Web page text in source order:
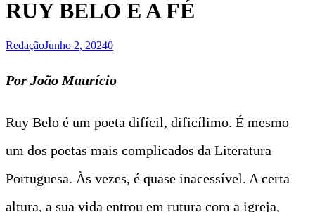
RUY BELO E A FÉ
RedaçãoJunho 2, 20240
Por João Maurício
Ruy Belo é um poeta difícil, dificílimo. É mesmo
um dos poetas mais complicados da Literatura
Portuguesa. Às vezes, é quase inacessível. A certa
altura, a sua vida entrou em rutura com a igreja,